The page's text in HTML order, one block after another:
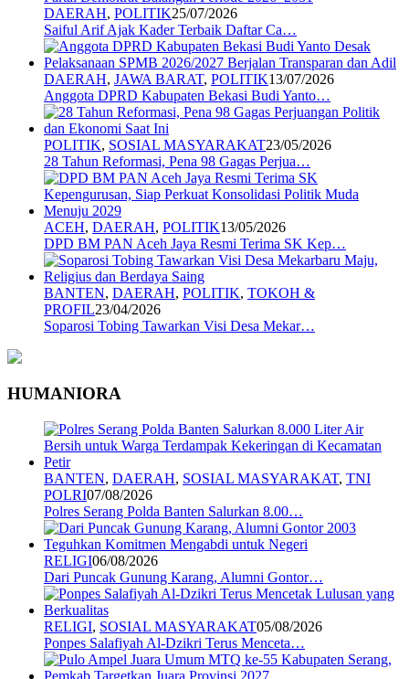
DAERAH, POLITIK25/07/2026
Saiful Arif Ajak Kader Terbaik Daftar Ca…
DAERAH, JAWA BARAT, POLITIK13/07/2026
Anggota DPRD Kabupaten Bekasi Budi Yanto…
POLITIK, SOSIAL MASYARAKAT23/05/2026
28 Tahun Reformasi, Pena 98 Gagas Perjua…
ACEH, DAERAH, POLITIK13/05/2026
DPD BM PAN Aceh Jaya Resmi Terima SK Kep…
BANTEN, DAERAH, POLITIK, TOKOH &
PROFIL23/04/2026
Soparosi Tobing Tawarkan Visi Desa Mekar…
HUMANIORA
BANTEN, DAERAH, SOSIAL MASYARAKAT, TNI
POLRI07/08/2026
Polres Serang Polda Banten Salurkan 8.00…
RELIGI06/08/2026
Dari Puncak Gunung Karang, Alumni Gontor…
RELIGI, SOSIAL MASYARAKAT05/08/2026
Ponpes Salafiyah Al-Dzikri Terus Menceta…